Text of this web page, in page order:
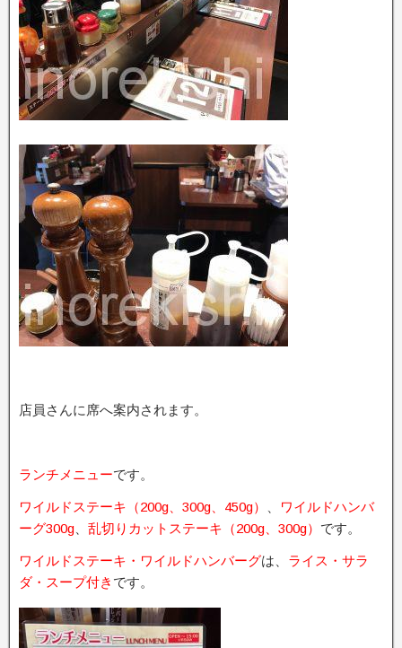
店員さんに席へ案内されます。
ランチメニューです。
ワイルドステーキ（200g、300g、450g）
ワイルドハンバ
ーグ300g
乱切りカットステーキ（200g、300g） です。
ワイルドステーキ・ワイルドハンバーグは、 ライス・サラ
ダ・スープ付き です。